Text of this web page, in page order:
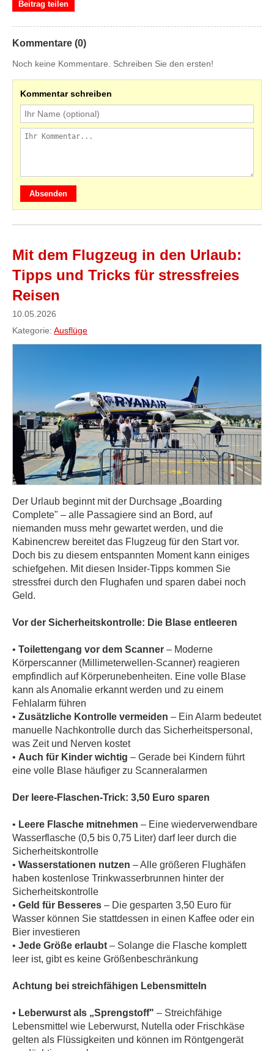
Beitrag teilen
Kommentare (0)
Noch keine Kommentare. Schreiben Sie den ersten!
Kommentar schreiben
Absenden
Mit dem Flugzeug in den Urlaub:
Tipps und Tricks für stressfreies
Reisen
10.05.2026
Kategorie: Ausflüge
Der Urlaub beginnt mit der Durchsage „Boarding
Complete" – alle Passagiere sind an Bord, auf
niemanden muss mehr gewartet werden, und die
Kabinencrew bereitet das Flugzeug für den Start vor.
Doch bis zu diesem entspannten Moment kann einiges
schiefgehen. Mit diesen Insider-Tipps kommen Sie
stressfrei durch den Flughafen und sparen dabei noch
Geld.
Vor der Sicherheitskontrolle: Die Blase entleeren
• Toilettengang vor dem Scanner – Moderne
Körperscanner (Millimeterwellen-Scanner) reagieren
empfindlich auf Körperunebenheiten. Eine volle Blase
kann als Anomalie erkannt werden und zu einem
Fehlalarm führen
• Zusätzliche Kontrolle vermeiden – Ein Alarm bedeutet
manuelle Nachkontrolle durch das Sicherheitspersonal,
was Zeit und Nerven kostet
• Auch für Kinder wichtig – Gerade bei Kindern führt
eine volle Blase häufiger zu Scanneralarmen
Der leere-Flaschen-Trick: 3,50 Euro sparen
• Leere Flasche mitnehmen – Eine wiederverwendbare
Wasserflasche (0,5 bis 0,75 Liter) darf leer durch die
Sicherheitskontrolle
• Wasserstationen nutzen – Alle größeren Flughäfen
haben kostenlose Trinkwasserbrunnen hinter der
Sicherheitskontrolle
• Geld für Besseres – Die gesparten 3,50 Euro für
Wasser können Sie stattdessen in einen Kaffee oder ein
Bier investieren
• Jede Größe erlaubt – Solange die Flasche komplett
leer ist, gibt es keine Größenbeschränkung
Achtung bei streichfähigen Lebensmitteln
• Leberwurst als „Sprengstoff" – Streichfähige
Lebensmittel wie Leberwurst, Nutella oder Frischkäse
gelten als Flüssigkeiten und können im Röntgengerät